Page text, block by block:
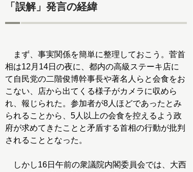
「誤解」発言の経緯
まず、事実関係を簡単に整理しておこう。菅首
相は12月14日の夜に、都内の高級ステーキ店に
て自民党の二階俊博幹事長や著名人らと会食をお
こない、店から出てくる様子がカメラに収めら
れ、報じられた。参加者が8人ほどであったとみ
られることから、5人以上の会食を控えるよう政
府が求めてきたことと矛盾する首相の行動が批判
されることとなった。
しかし16日午前の衆議院内閣委員会では、大西